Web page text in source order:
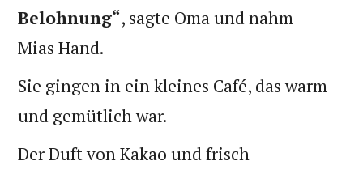
Belohnung“, sagte Oma und nahm
Mias Hand.
Sie gingen in ein kleines Café, das warm
und gemütlich war.
Der Duft von Kakao und frisch